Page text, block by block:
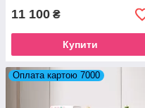
11 100 ₴
Купити
Оплата картою 7000